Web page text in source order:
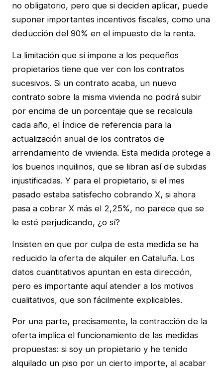
no obligatorio, pero que si deciden aplicar, puede
suponer importantes incentivos fiscales, como una
deducción del 90% en el impuesto de la renta.
La limitación que sí impone a los pequeños
propietarios tiene que ver con los contratos
sucesivos. Si un contrato acaba, un nuevo
contrato sobre la misma vivienda no podrá subir
por encima de un porcentaje que se recalcula
cada año, el Índice de referencia para la
actualización anual de los contratos de
arrendamiento de vivienda. Esta medida protege a
los buenos inquilinos, que se libran así de subidas
injustificadas. Y para el propietario, si el mes
pasado estaba satisfecho cobrando X, si ahora
pasa a cobrar X más el 2,25%, no parece que se
le esté perjudicando, ¿o sí?
Insisten en que por culpa de esta medida se ha
reducido la oferta de alquiler en Cataluña. Los
datos cuantitativos apuntan en esta dirección,
pero es importante aquí atender a los motivos
cualitativos, que son fácilmente explicables.
Por una parte, precisamente, la contracción de la
oferta implica el funcionamiento de las medidas
propuestas: si soy un propietario y he tenido
alquilado un piso por un cierto importe, al acabar